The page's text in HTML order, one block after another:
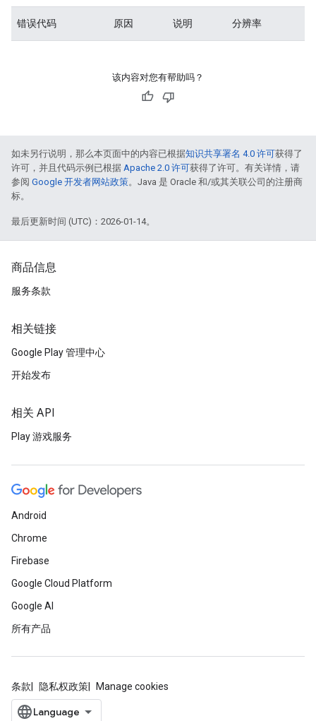
错误代码 原因 说明 分辨率
该内容对您有帮助吗？
如未另行说明，那么本页面中的内容已根据知识共享署名 4.0 许可获得了
许可，并且代码示例已根据 Apache 2.0 许可获得了许可。有关详情，请
参阅 Google 开发者网站政策。Java 是 Oracle 和/或其关联公司的注册商
标。
最后更新时间 (UTC)：2026-01-14。
商品信息
服务条款
相关链接
Google Play 管理中心
开始发布
相关 API
Play 游戏服务
Android
Chrome
Firebase
Google Cloud Platform
Google AI
所有产品
条款 隐私权政策 Manage cookies